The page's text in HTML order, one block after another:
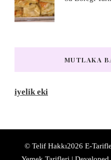
MUTLAKA
iyelik eki
© Telif Hakkı2026 E-